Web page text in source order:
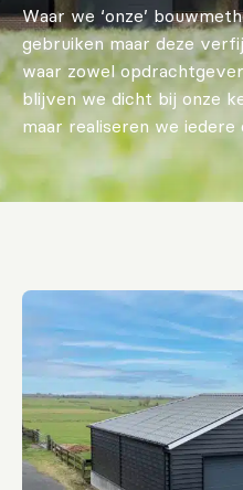
Waar we ‘onze’
gebruiken maar deze
waar zowel
blijven we dicht bij onze
maar realiseren we iedere